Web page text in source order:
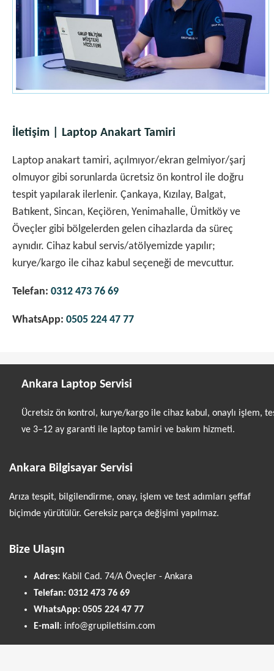
İletişim | Laptop Anakart Tamiri
Laptop anakart tamiri, açılmıyor/ekran gelmiyor/şarj
olmuyor gibi sorunlarda ücretsiz ön kontrol ile doğru
tespit yapılarak ilerlenir. Çankaya, Kızılay, Balgat,
Batıkent, Sincan, Keçiören, Yenimahalle, Ümitköy ve
Öveçler gibi bölgelerden gelen cihazlarda da süreç
aynıdır. Cihaz kabul servis/atölyemizde yapılır;
kurye/kargo ile cihaz kabul seçeneği de mevcuttur.
Telefan: 0312 473 76 69
WhatsApp: 0505 224 47 77
Ankara Laptop Servisi
Ücretsiz ön kontrol, kurye/kargo ile cihaz kabul, onaylı işlem,
ve 3–12 ay garanti ile laptop tamiri ve bakım hizmeti.
Ankara Bilgisayar Servisi
Arıza tespit, bilgilendirme, onay, işlem ve test adımları şeffaf
biçimde yürütülür. Gereksiz parça değişimi yapılmaz.
Bize Ulaşın
Adres: Kabil Cad. 74/A Öveçler - Ankara
Telefan: 0312 473 76 69
WhatsApp: 0505 224 47 77
E-mail : info@grupiletisim.com